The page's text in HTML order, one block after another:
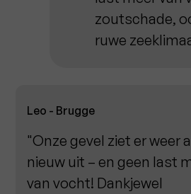
zoutschade,
ruwe
Leo - Brugge
"Onze gevel ziet er weer
nieuw uit – en geen last
van vocht! Dankjewel